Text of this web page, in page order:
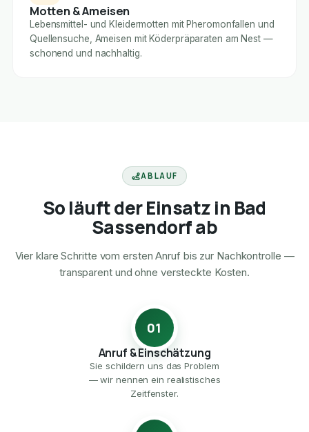
Motten & Ameisen
Lebensmittel- und Kleidermotten mit Pheromonfallen und
Quellensuche, Ameisen mit Köderpräparaten am Nest —
schonend und nachhaltig.
ABLAUF
So läuft der Einsatz in Bad
Sassendorf ab
Vier klare Schritte vom ersten Anruf bis zur Nachkontrolle —
transparent und ohne versteckte Kosten.
01
Anruf & Einschätzung
Sie schildern uns das Problem
— wir nennen ein realistisches
Zeitfenster.